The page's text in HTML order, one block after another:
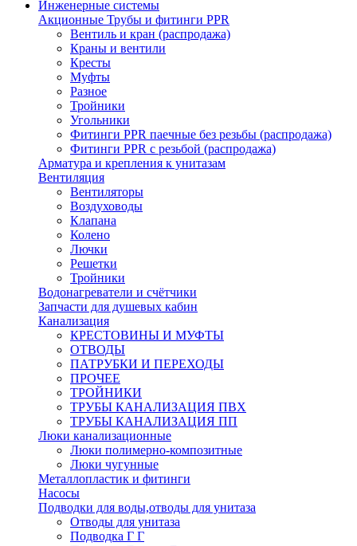
Инженерные системы
Акционные Трубы и фитинги PPR
Вентиль и кран (распродажа)
Краны и вентили
Кресты
Муфты
Разное
Тройники
Угольники
Фитинги PPR паечные без резьбы (распродажа)
Фитинги PPR с резьбой (распродажа)
Арматура и крепления к унитазам
Вентиляция
Вентиляторы
Воздуховоды
Клапана
Колено
Лючки
Решетки
Тройники
Водонагреватели и счётчики
Запчасти для душевых кабин
Канализация
КРЕСТОВИНЫ И МУФТЫ
ОТВОДЫ
ПАТРУБКИ И ПЕРЕХОДЫ
ПРОЧЕЕ
ТРОЙНИКИ
ТРУБЫ КАНАЛИЗАЦИЯ ПВХ
ТРУБЫ КАНАЛИЗАЦИЯ ПП
Люки канализационные
Люки полимерно-композитные
Люки чугунные
Металлопластик и фитинги
Насосы
Подводки для воды,отводы для унитаза
Отводы для унитаза
Подводка Г Г